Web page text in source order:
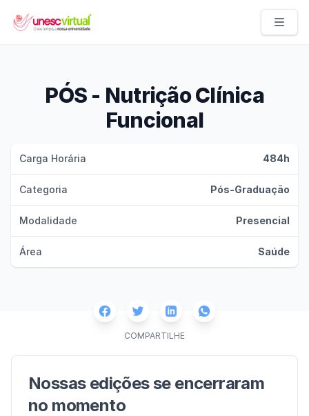
UNESC VIRTUAL
PÓS - Nutrição Clínica
Funcional
Carga Horária 484h
Categoria Pós-Graduação
Modalidade Presencial
Área Saúde
FacebookTwitterLinkedinWhatsapp
COMPARTILHE
Nossas edições se encerraram
no momento